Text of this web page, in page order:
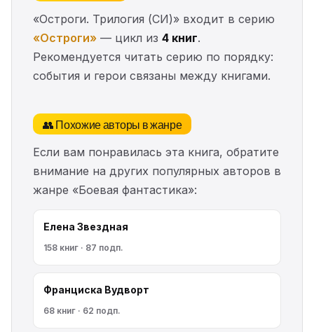
«Остроги. Трилогия (СИ)» входит в серию
«Остроги» — цикл из 4 книг.
Рекомендуется читать серию по порядку:
события и герои связаны между книгами.
👥 Похожие авторы в жанре
Если вам понравилась эта книга, обратите
внимание на других популярных авторов в
жанре «Боевая фантастика»:
Елена Звездная
158 книг · 87 подп.
Франциска Вудворт
68 книг · 62 подп.